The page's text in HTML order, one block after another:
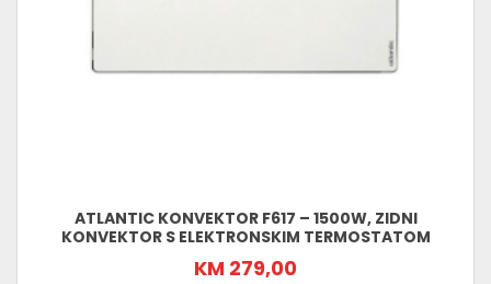
ATLANTIC KONVEKTOR F617 – 1500W, ZIDNI
KONVEKTOR S ELEKTRONSKIM TERMOSTATOM
KM 279,00